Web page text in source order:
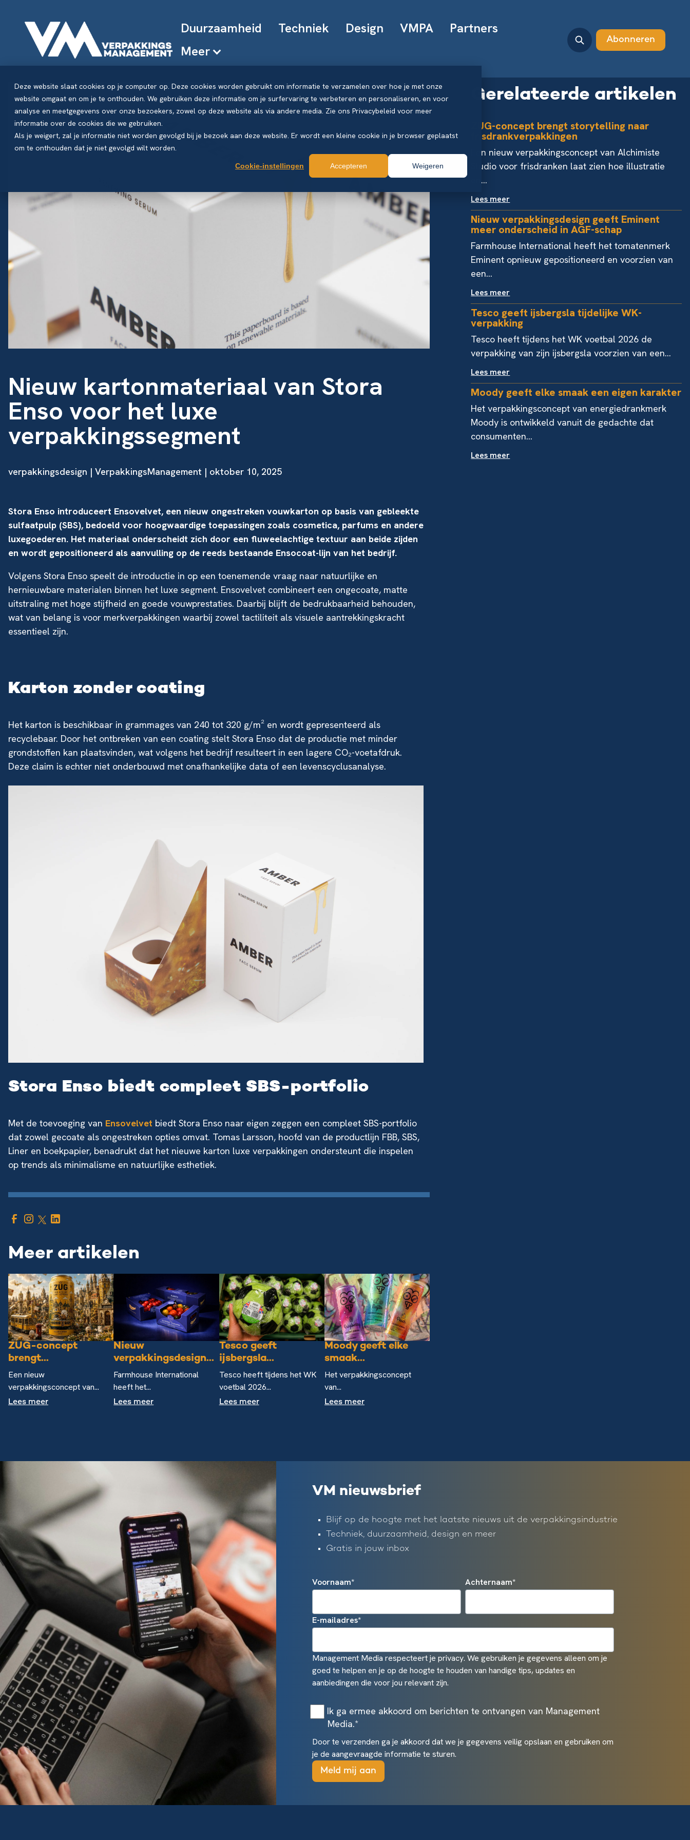
Deze website slaat cookies op je computer op. Deze cookies worden gebruikt om informatie te verzamelen over hoe je met onze
website omgaat en om je te onthouden. We gebruiken deze informatie om je surfervaring te verbeteren en personaliseren, en voor
analyse en meetgegevens over onze bezoekers, zowel op deze website als via andere media. Zie ons Privacybeleid voor meer
informatie over de cookies die we gebruiken.
Als je weigert, zal je informatie niet worden gevolgd bij je bezoek aan deze website. Er wordt een kleine cookie in je browser geplaatst
om te onthouden dat je niet gevolgd wilt worden.
Cookie-instellingen Accepteren Weigeren
Duurzaamheid Techniek Design VMPA
Partners
Meer
Abonneren
Nieuw kartonmateriaal van Stora
Enso voor het luxe
verpakkingssegment
verpakkingsdesign | VerpakkingsManagement | oktober 10, 2025
Stora Enso introduceert Ensovelvet, een nieuw ongestreken vouwkarton op basis van gebleekte
sulfaatpulp (SBS), bedoeld voor hoogwaardige toepassingen zoals cosmetica, parfums en andere
luxegoederen. Het materiaal onderscheidt zich door een fluweelachtige textuur aan beide zijden
en wordt gepositioneerd als aanvulling op de reeds bestaande Ensocoat-lijn van het bedrijf.
Volgens Stora Enso speelt de introductie in op een toenemende vraag naar natuurlijke en
hernieuwbare materialen binnen het luxe segment. Ensovelvet combineert een ongecoate, matte
uitstraling met hoge stijfheid en goede vouwprestaties. Daarbij blijft de bedrukbaarheid behouden,
wat van belang is voor merkverpakkingen waarbij zowel tactiliteit als visuele aantrekkingskracht
essentieel zijn.
Karton zonder coating
Het karton is beschikbaar in grammages van 240 tot 320 g/m² en wordt gepresenteerd als
recyclebaar. Door het ontbreken van een coating stelt Stora Enso dat de productie met minder
grondstoffen kan plaatsvinden, wat volgens het bedrijf resulteert in een lagere CO₂-voetafdruk.
Deze claim is echter niet onderbouwd met onafhankelijke data of een levenscyclusanalyse.
Stora Enso biedt compleet SBS-portfolio
Met de toevoeging van Ensovelvet biedt Stora Enso naar eigen zeggen een compleet SBS-portfolio
dat zowel gecoate als ongestreken opties omvat. Tomas Larsson, hoofd van de productlijn FBB, SBS,
Liner en boekpapier, benadrukt dat het nieuwe karton luxe verpakkingen ondersteunt die inspelen
op trends als minimalisme en natuurlijke esthetiek.
Meer artikelen
ZUG-concept
brengt...
Een nieuw
verpakkingsconcept van...
Lees meer
Nieuw
verpakkingsdesign...
Farmhouse International
heeft het...
Lees meer
Tesco geeft
ijsbergsla...
Tesco heeft tijdens het WK
voetbal 2026...
Lees meer
Moody geeft elke
smaak...
Het verpakkingsconcept
van...
Lees meer
Gerelateerde artikelen
ZUG-concept brengt storytelling naar
frisdrankverpakkingen
Een nieuw verpakkingsconcept van Alchimiste
Studio voor frisdranken laat zien hoe illustratie
en...
Lees meer
Nieuw verpakkingsdesign geeft Eminent
meer onderscheid in AGF-schap
Farmhouse International heeft het tomatenmerk
Eminent opnieuw gepositioneerd en voorzien van
een...
Lees meer
Tesco geeft ijsbergsla tijdelijke WK-
verpakking
Tesco heeft tijdens het WK voetbal 2026 de
verpakking van zijn ijsbergsla voorzien van een...
Lees meer
Moody geeft elke smaak een eigen karakter
Het verpakkingsconcept van energiedrankmerk
Moody is ontwikkeld vanuit de gedachte dat
consumenten...
Lees meer
VM nieuwsbrief
Blijf op de hoogte met het laatste nieuws uit de verpakkingsindustrie
Techniek, duurzaamheid, design en meer
Gratis in jouw inbox
Voornaam* Achternaam*
E-mailadres*
Management Media respecteert je privacy. We gebruiken je gegevens alleen om je
goed te helpen en je op de hoogte te houden van handige tips, updates en
aanbiedingen die voor jou relevant zijn.
Ik ga ermee akkoord om berichten te ontvangen van Management
Media.*
Door te verzenden ga je akkoord dat we je gegevens veilig opslaan en gebruiken om
je de aangevraagde informatie te sturen.